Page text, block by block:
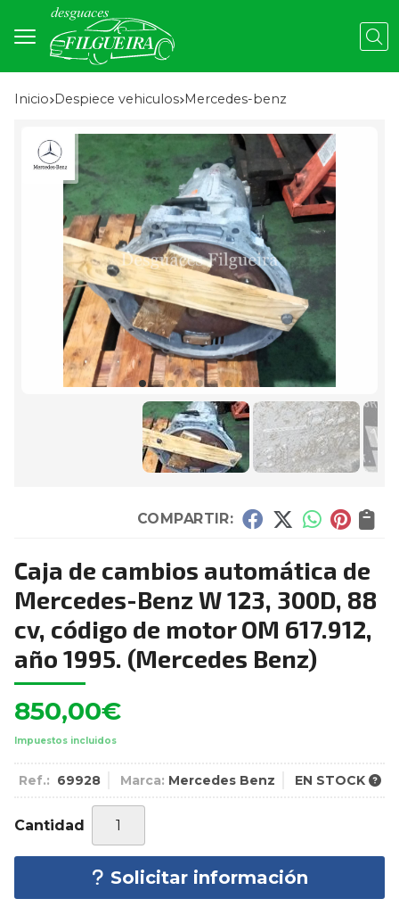
Inicio despiece vehiculos mercedes-benz
COMPARTIR:
Caja de cambios automática de
Mercedes-Benz W 123, 300D, 88
cv, código de motor OM 617.912,
año 1995. (Mercedes Benz)
850,00€
Impuestos incluidos
Ref.: 69928 Marca: Mercedes Benz EN STOCK
Cantidad
Solicitar información